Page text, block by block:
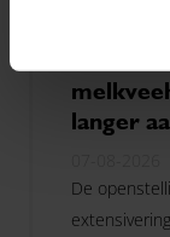
langer
De